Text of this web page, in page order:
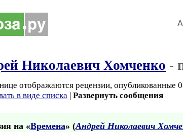
Николаевич Хомченко -
отображаются рецензии, опубликованные
в виде списка | Развернуть сообщения
на «Времена» (Андрей Николаевич